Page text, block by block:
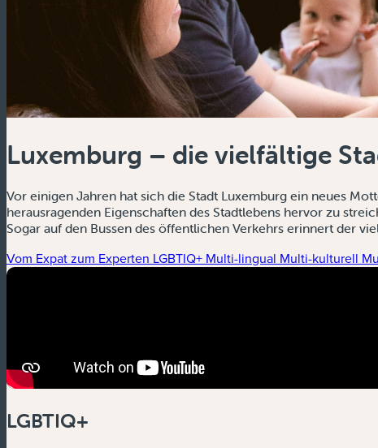
Luxemburg – die vielfältige
Vor einigen Jahren hat sich die Stadt Luxemburg ein neues
herausragenden Eigenschaften des Stadtlebens hervor zu
Sogar auf den Bussen des öffentlichen Verkehrs erinnert der
Vom Expat zum Experten LGBTIQ+ Multi-lingual Multi-kulturell
LGBTIQ+